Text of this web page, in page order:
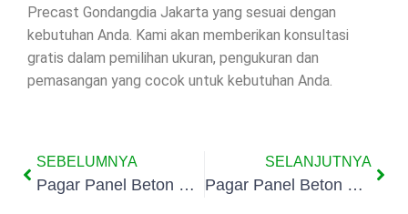
Precast Gondangdia Jakarta yang sesuai dengan
kebutuhan Anda. Kami akan memberikan konsultasi
gratis dalam pemilihan ukuran, pengukuran dan
pemasangan yang cocok untuk kebutuhan Anda.
SEBELUMNYA
Pagar Panel Beton Precast Cikini Jakarta
SELANJUTNYA
Pagar Panel Beton Precast Kebon Sirih Jakarta